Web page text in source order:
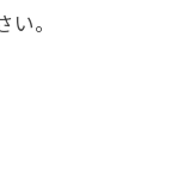
。